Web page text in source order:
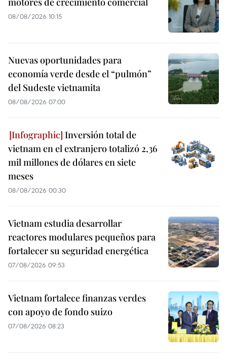
08/08/2026 10:15
Nuevas oportunidades para
economía verde desde el “pulmón”
del Sudeste vietnamita
08/08/2026 07:00
Inversión total de
vietnam en el extranjero totalizó 2,36
mil millones de dólares en siete
meses
08/08/2026 00:30
Vietnam estudia desarrollar
reactores modulares pequeños para
fortalecer su seguridad energética
07/08/2026 09:53
Vietnam fortalece finanzas verdes
con apoyo de fondo suizo
07/08/2026 08:23